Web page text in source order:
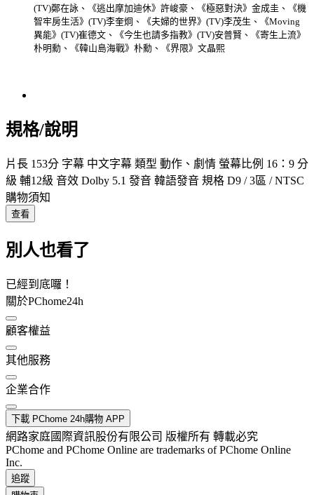
(TV)鄭在詠、《逃出摩加迪休》許峻豪、《極惡對決》金成圭、《機
智牢房生活》(TV)李奎炯、《夫婦的世界》(TV)李茂生、《Moving
異能》(TV)崔德文、《今生也請多指教》(TV)安普賢、《寄生上流》
朴明勳、《韓山島海戰》朴勳、《界限》文晶熙
規格/說明
片長 153分 字幕 中文字幕 類型 動作、劇情 螢幕比例 16：9 分
級 輔12級 音效 Dolby 5.1 發音 韓語發音 規格 D9 / 3區 / NTSC
購物須知
查看
別人也看了
已經到底囉！
關於PChome24h
顧客權益
其他服務
企業合作
下載 PChome 24h購物 APP
網路家庭國際資訊股份有限公司 版權所有 轉載必究
PChome and PChome Online are trademarks of PChome Online
Inc.
追蹤